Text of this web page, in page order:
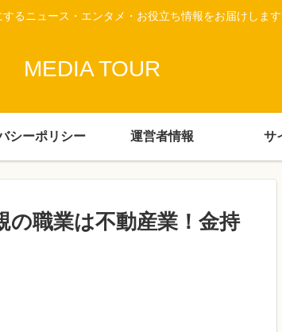
るニュース・エンタメ・お役立ち情報をお届けします
MEDIA TOUR
シーポリシー 運営者情報 サ
の職業は不動産業！金持